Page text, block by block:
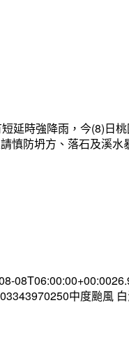
延時強降雨，今(8)日
慎防坍方、落石及溪
中度颱風